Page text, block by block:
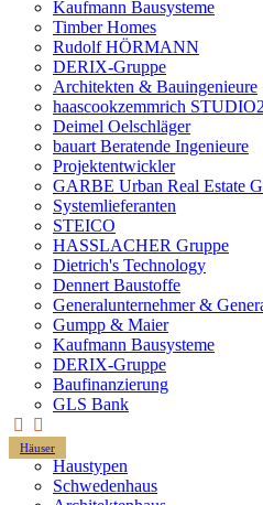
Kaufmann Bausysteme
Timber Homes
Rudolf HÖRMANN
DERIX-Gruppe
Architekten & Bauingenieure
haascookzemmrich
Deimel Oelschläger
bauart Beratende Ingenieure
Projektentwickler
GARBE Urban Real Estate
Systemlieferanten
STEICO
HASSLACHER Gruppe
Dietrich's Technology
Dennert Baustoffe
Generalunternehmer &
Gumpp & Maier
Kaufmann Bausysteme
DERIX-Gruppe
Baufinanzierung
GLS Bank
Häuser
Haustypen
Schwedenhaus